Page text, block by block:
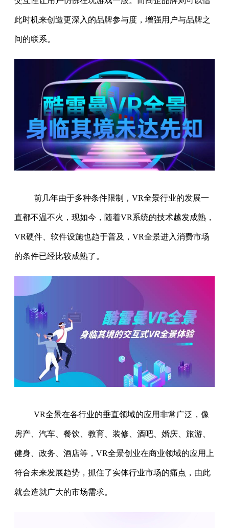
此时机来创造更深入的品牌参与度，增强用户与品牌之
间的联系。
前几年由于多种条件限制，VR全景行业的发展一
直都不温不火，现如今，随着VR系统的技术越发成熟，
VR硬件、软件设施也趋于普及，VR全景进入消费市场
的条件已经比较成熟了。
VR全景在各行业的垂直领域的应用非常广泛，像
房产、汽车、餐饮、教育、装修、酒吧、婚庆、旅游、
健身、政务、酒店等，VR全景创业在商业领域的应用上
符合未来发展趋势，抓住了实体行业市场的痛点，由此
就会造就广大的市场需求。